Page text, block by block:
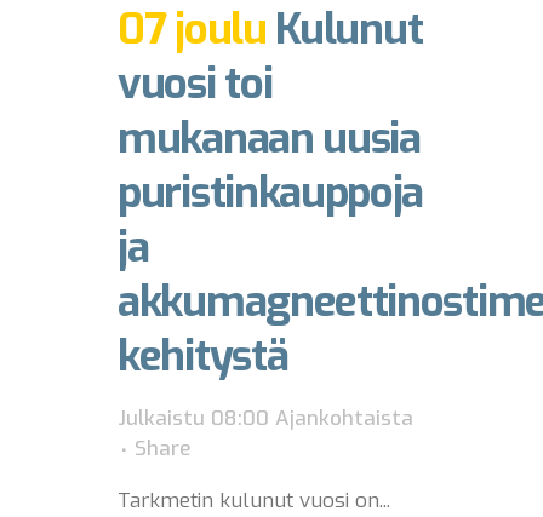
07 joulu Kulunut
vuosi toi
mukanaan uusia
puristinkauppoja
ja
kehitystä
Julkaistu 08:00 Ajankohtaista
Share
Tarkmetin kulunut vuosi on...